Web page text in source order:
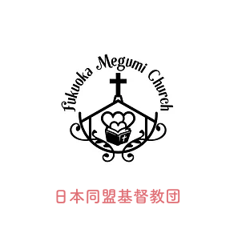
日本同盟基督教団